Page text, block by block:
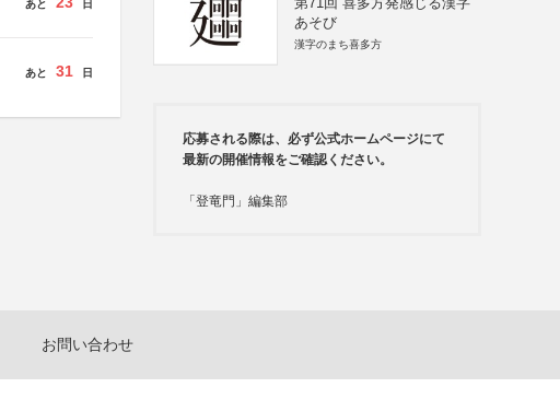
あと 日
あと 31 日
あそび
漢字のまち喜多方
応募される際は、必ず公式ホームページにて
最新の開催情報をご確認ください。
「登竜門」編集部
お問い合わせ